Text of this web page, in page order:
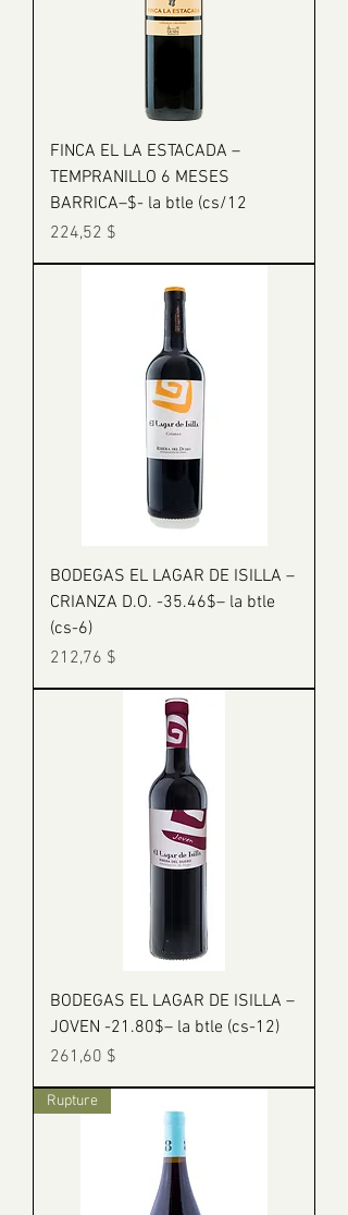
FINCA EL LA ESTACADA –
TEMPRANILLO 6 MESES
BARRICA–$- la btle (cs/12
Prix
224,52 $
BODEGAS EL LAGAR DE ISILLA –
CRIANZA D.O. -35.46$– la btle
(cs-6)
Prix
212,76 $
BODEGAS EL LAGAR DE ISILLA –
JOVEN -21.80$– la btle (cs-12)
Prix
261,60 $
Rupture